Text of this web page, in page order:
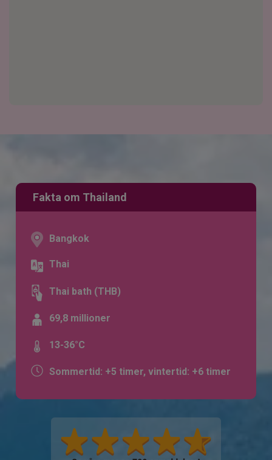
Fakta om Thailand
Bangkok
Thai
Thai bath (THB)
69,8 millioner
13-36°C
Sommertid: +5 timer, vintertid: +6 timer